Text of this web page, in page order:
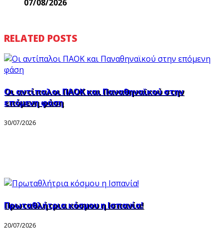
07/08/2026
RELATED POSTS
Οι αντίπαλοι ΠΑΟΚ και Παναθηναϊκού στην
επόμενη φάση
30/07/2026
Πρωταθλήτρια κόσμου η Ισπανία!
20/07/2026